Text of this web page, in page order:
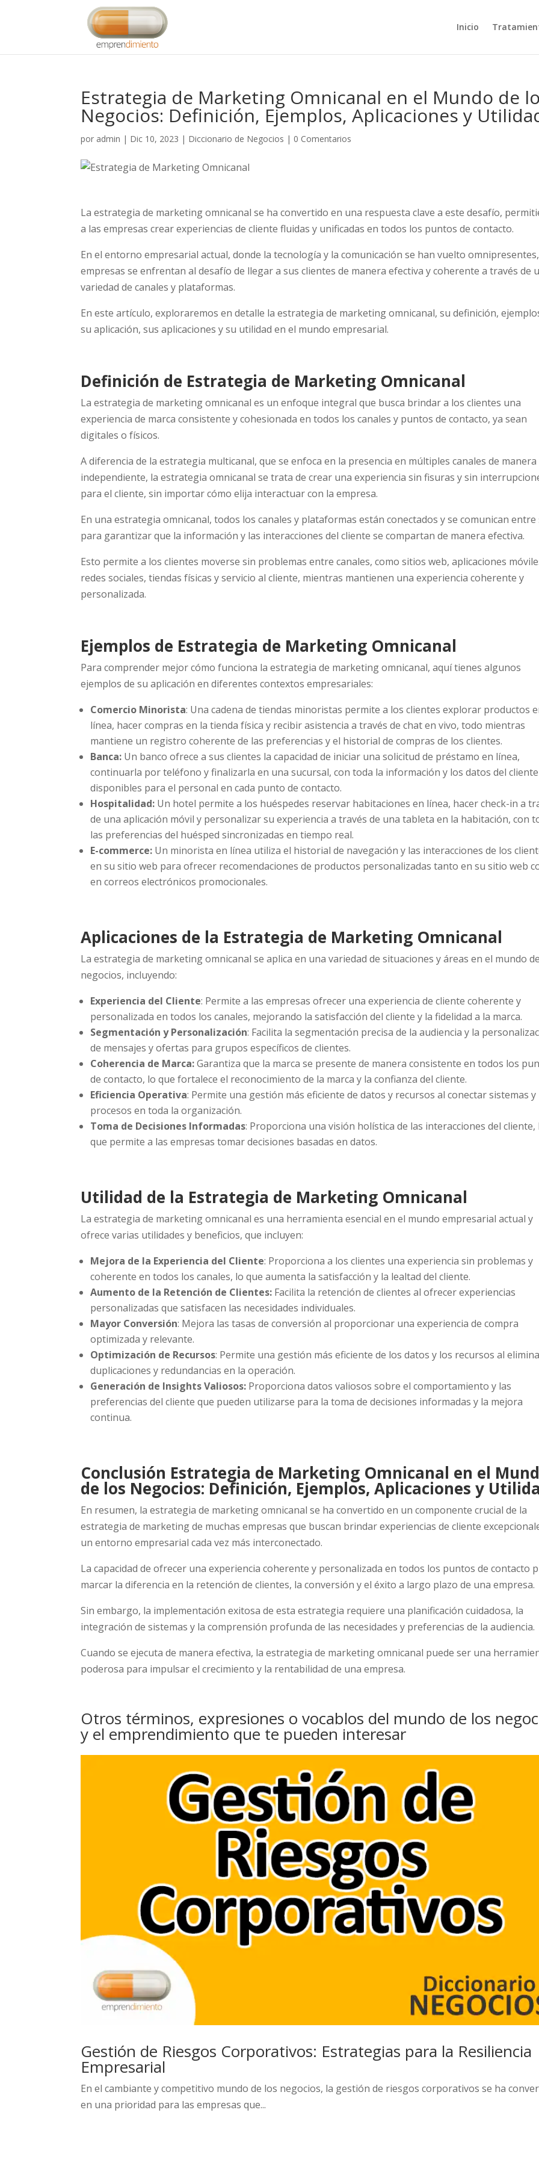
Inicio
Estrategia de Marketing Omnicanal en el Mundo de
Negocios: Definición, Ejemplos, Aplicaciones y
por admin | Dic 10, 2023 | Diccionario de Negocios | 0 Comentarios
La estrategia de marketing omnicanal se ha convertido en una respuesta clave a este desafío,
a las empresas crear experiencias de cliente fluidas y unificadas en todos los puntos de contacto.
En el entorno empresarial actual, donde la tecnología y la comunicación se han vuelto
empresas se enfrentan al desafío de llegar a sus clientes de manera efectiva y coherente a través de
variedad de canales y plataformas.
En este artículo, exploraremos en detalle la estrategia de marketing omnicanal, su definición,
su aplicación, sus aplicaciones y su utilidad en el mundo empresarial.
Definición de Estrategia de Marketing Omnicanal
La estrategia de marketing omnicanal es un enfoque integral que busca brindar a los clientes una
experiencia de marca consistente y cohesionada en todos los canales y puntos de contacto, ya sean
digitales o físicos.
A diferencia de la estrategia multicanal, que se enfoca en la presencia en múltiples canales de manera
independiente, la estrategia omnicanal se trata de crear una experiencia sin fisuras y sin
para el cliente, sin importar cómo elija interactuar con la empresa.
En una estrategia omnicanal, todos los canales y plataformas están conectados y se comunican entre
para garantizar que la información y las interacciones del cliente se compartan de manera efectiva.
Esto permite a los clientes moverse sin problemas entre canales, como sitios web, aplicaciones
redes sociales, tiendas físicas y servicio al cliente, mientras mantienen una experiencia coherente y
personalizada.
Ejemplos de Estrategia de Marketing Omnicanal
Para comprender mejor cómo funciona la estrategia de marketing omnicanal, aquí tienes algunos
ejemplos de su aplicación en diferentes contextos empresariales:
Comercio Minorista: Una cadena de tiendas minoristas permite a los clientes explorar productos
línea, hacer compras en la tienda física y recibir asistencia a través de chat en vivo, todo mientras
mantiene un registro coherente de las preferencias y el historial de compras de los clientes.
Banca: Un banco ofrece a sus clientes la capacidad de iniciar una solicitud de préstamo en línea,
continuarla por teléfono y finalizarla en una sucursal, con toda la información y los datos del cliente
disponibles para el personal en cada punto de contacto.
Hospitalidad: Un hotel permite a los huéspedes reservar habitaciones en línea, hacer check-in a
de una aplicación móvil y personalizar su experiencia a través de una tableta en la habitación, con
las preferencias del huésped sincronizadas en tiempo real.
E-commerce: Un minorista en línea utiliza el historial de navegación y las interacciones de los
en su sitio web para ofrecer recomendaciones de productos personalizadas tanto en su sitio web
en correos electrónicos promocionales.
Aplicaciones de la Estrategia de Marketing Omnicanal
La estrategia de marketing omnicanal se aplica en una variedad de situaciones y áreas en el mundo
negocios, incluyendo:
Experiencia del Cliente: Permite a las empresas ofrecer una experiencia de cliente coherente y
personalizada en todos los canales, mejorando la satisfacción del cliente y la fidelidad a la marca.
Segmentación y Personalización: Facilita la segmentación precisa de la audiencia y la
de mensajes y ofertas para grupos específicos de clientes.
Coherencia de Marca:Garantiza que la marca se presente de manera consistente en todos los
de contacto, lo que fortalece el reconocimiento de la marca y la confianza del cliente.
Eficiencia Operativa: Permite una gestión más eficiente de datos y recursos al conectar sistemas y
procesos en toda la organización.
Toma de Decisiones Informadas: Proporciona una visión holística de las interacciones del cliente,
que permite a las empresas tomar decisiones basadas en datos.
Utilidad de la Estrategia de Marketing Omnicanal
La estrategia de marketing omnicanal es una herramienta esencial en el mundo empresarial actual y
ofrece varias utilidades y beneficios, que incluyen:
Mejora de la Experiencia del Cliente: Proporciona a los clientes una experiencia sin problemas y
coherente en todos los canales, lo que aumenta la satisfacción y la lealtad del cliente.
Aumento de la Retención de Clientes: Facilita la retención de clientes al ofrecer experiencias
personalizadas que satisfacen las necesidades individuales.
Mayor Conversión: Mejora las tasas de conversión al proporcionar una experiencia de compra
optimizada y relevante.
Optimización de Recursos: Permite una gestión más eficiente de los datos y los recursos al
duplicaciones y redundancias en la operación.
Generación de Insights Valiosos: Proporciona datos valiosos sobre el comportamiento y las
preferencias del cliente que pueden utilizarse para la toma de decisiones informadas y la mejora
continua.
Conclusión Estrategia de Marketing Omnicanal en el
de los Negocios: Definición, Ejemplos, Aplicaciones y
En resumen, la estrategia de marketing omnicanal se ha convertido en un componente crucial de la
estrategia de marketing de muchas empresas que buscan brindar experiencias de cliente
un entorno empresarial cada vez más interconectado.
La capacidad de ofrecer una experiencia coherente y personalizada en todos los puntos de contacto
marcar la diferencia en la retención de clientes, la conversión y el éxito a largo plazo de una empresa.
Sin embargo, la implementación exitosa de esta estrategia requiere una planificación cuidadosa, la
integración de sistemas y la comprensión profunda de las necesidades y preferencias de la audiencia.
Cuando se ejecuta de manera efectiva, la estrategia de marketing omnicanal puede ser una
poderosa para impulsar el crecimiento y la rentabilidad de una empresa.
Otros términos, expresiones o vocablos del mundo de los
y el emprendimiento que te pueden interesar
Gestión de Riesgos Corporativos: Estrategias para la Resiliencia
Empresarial
En el cambiante y competitivo mundo de los negocios, la gestión de riesgos corporativos se ha
en una prioridad para las empresas que...